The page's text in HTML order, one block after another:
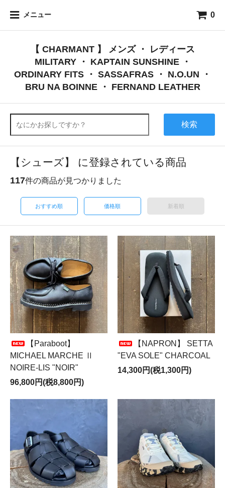
メニュー 0
【 CHARMANT 】 メンズ ・ レディース
MILITARY ・ KAPTAIN SUNSHINE ・
ORDINARY FITS ・ SASSAFRAS ・ N.O.UN ・
BRU NA BOINNE ・ FERNAND LEATHER
検索
【シューズ】 に登録されている商品
117件の商品が見つかりました
おすすめ順 価格順 新着順
【Paraboot】
MICHAEL MARCHE Ⅱ
NOIRE-LIS "NOIR"
96,800円(税8,800円)
【NAPRON】 SETTA
"EVA SOLE" CHARCOAL
14,300円(税1,300円)